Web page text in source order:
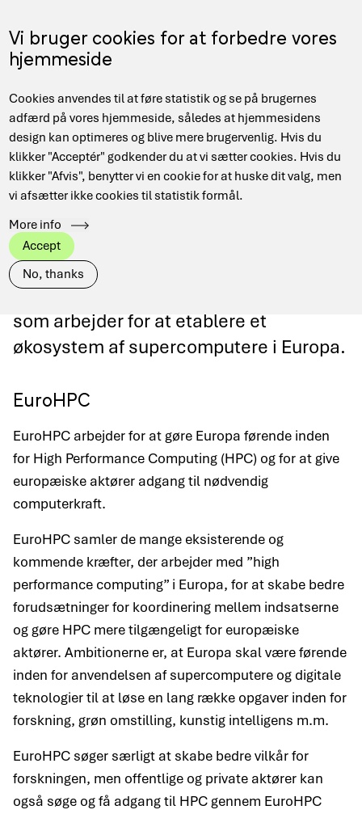
Vi bruger cookies for at forbedre vores
hjemmeside
Cookies anvendes til at føre statistik og se på brugernes
adfærd på vores hjemmeside, således at hjemmesidens
design kan optimeres og blive mere brugervenlig. Hvis du
klikker "Acceptér" godkender du at vi sætter cookies. Hvis du
klikker "Afvis", benytter vi en cookie for at huske dit valg, men
vi afsætter ikke cookies til statistik formål.
More info
Accept
No, thanks
til
hovedindhold
EN
Main
navigation
Brødkrumme
Hjem Supercomputing (HPC) Projekter og samarbejder
EuroHPC
EuroHPC
EuroHPC er et samarbejde mellem EU,
de enkelte lande samt private aktører,
som arbejder for at etablere et
økosystem af supercomputere i Europa.
EuroHPC
EuroHPC arbejder for at gøre Europa førende inden
for High Performance Computing (HPC) og for at give
europæiske aktører adgang til nødvendig
computerkraft.
EuroHPC samler de mange eksisterende og
kommende kræfter, der arbejder med ”high
performance computing” i Europa, for at skabe bedre
forudsætninger for koordinering mellem indsatserne
og gøre HPC mere tilgængeligt for europæiske
aktører. Ambitionerne er, at Europa skal være førende
inden for anvendelsen af supercomputere og digitale
teknologier til at løse en lang række opgaver inden for
forskning, grøn omstilling, kunstig intelligens m.m.
EuroHPC søger særligt at skabe bedre vilkår for
forskningen, men offentlige og private aktører kan
også søge og få adgang til HPC gennem EuroHPC